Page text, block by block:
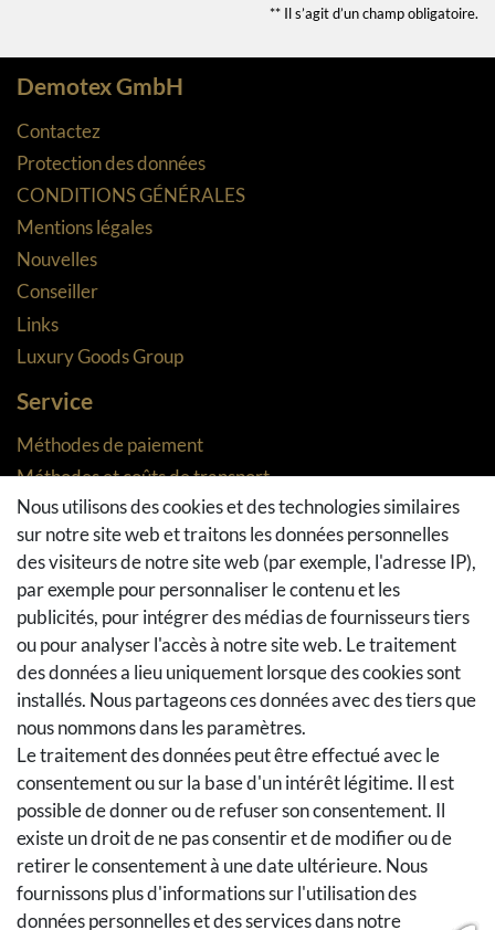
** Il s’agit d’un champ obligatoire.
Demotex GmbH
Contactez
Protection des données
CONDITIONS GÉNÉRALES
Mentions légales
Nouvelles
Conseiller
Links
Luxury Goods Group
Service
Méthodes de paiement
Méthodes et coûts de transport
Droit de rétractation
Retours
Se rétracter du contrat
Panier d'achat
A la caisse
Aide
Social Media
Facebook
Instagram
Pinterest
Youtube
Houzz
Nous utilisons des cookies et des technologies similaires
sur notre site web et traitons les données personnelles
des visiteurs de notre site web (par exemple, l'adresse IP),
par exemple pour personnaliser le contenu et les
publicités, pour intégrer des médias de fournisseurs tiers
ou pour analyser l'accès à notre site web. Le traitement
des données a lieu uniquement lorsque des cookies sont
installés. Nous partageons ces données avec des tiers que
nous nommons dans les paramètres.
Le traitement des données peut être effectué avec le
consentement ou sur la base d'un intérêt légitime. Il est
possible de donner ou de refuser son consentement. Il
existe un droit de ne pas consentir et de modifier ou de
retirer le consentement à une date ultérieure. Nous
fournissons plus d'informations sur l'utilisation des
données personnelles et des services dans notre